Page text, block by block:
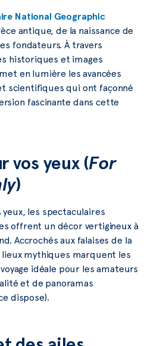
National Geographic
antique, de la naissance de
fondateurs. À travers
historiques et images
en lumière les avancées
scientifiques qui ont façonné
fascinante dans cette
vos yeux (For
)
yeux, les spectaculaires
offrent un décor vertigineux à
Accrochés aux falaises de la
lieux mythiques marquent les
idéale pour les amateurs
et de panoramas
dispose).